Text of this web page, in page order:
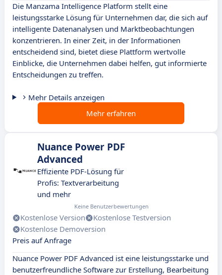
Die Manzama Intelligence Platform stellt eine
leistungsstarke Lösung für Unternehmen dar, die sich auf
intelligente Datenanalysen und Marktbeobachtungen
konzentrieren. In einer Zeit, in der Informationen
entscheidend sind, bietet diese Plattform wertvolle
Einblicke, die Unternehmen dabei helfen, gut informierte
Entscheidungen zu treffen.
Mehr Details anzeigen
Mehr erfahren
Nuance Power PDF
Advanced
Effiziente PDF-Lösung für
Profis: Textverarbeitung
und mehr
Keine Benutzerbewertungen
Kostenlose Version
Kostenlose Testversion
Kostenlose Demoversion
Preis auf Anfrage
Nuance Power PDF Advanced ist eine leistungsstarke und
benutzerfreundliche Software zur Erstellung, Bearbeitung